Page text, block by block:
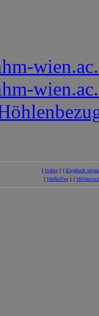
[ Index] [ Englisch
[ HöRePsy ] [